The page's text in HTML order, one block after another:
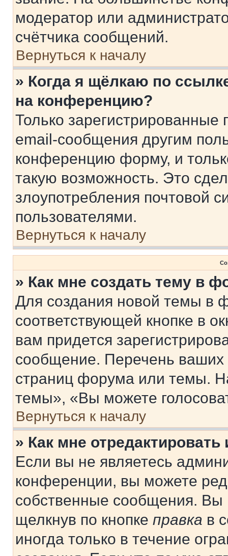
модератор или
счётчика сообщений.
Вернуться к началу
» Когда я щёлкаю по
на конференцию?
Только зарегистрированные
email-сообщения другим
конференцию форму, и
такую возможность. Это
злоупотребления почтовой
пользователями.
Вернуться к началу
» Как мне создать тему в
Для создания новой темы в
соответствующей кнопке в
вам придется
сообщение. Перечень ваших
страниц форума или темы.
темы», «Вы можете
Вернуться к началу
» Как мне
Если вы не являетесь
конференции, вы можете
собственные сообщения. Вы
щелкнув по кнопке правка в
иногда только в течение